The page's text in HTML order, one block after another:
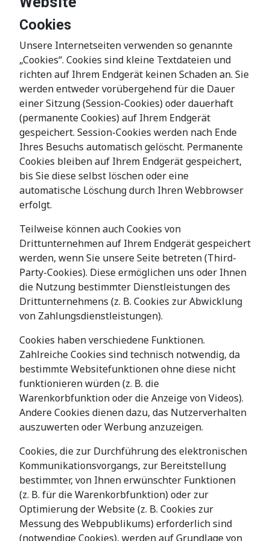
Cookies
Unsere Internetseiten verwenden so genannte
„Cookies“. Cookies sind kleine Textdateien und
richten auf Ihrem Endgerät keinen Schaden an. Sie
werden entweder vorübergehend für die Dauer
einer Sitzung (Session-Cookies) oder dauerhaft
(permanente Cookies) auf Ihrem Endgerät
gespeichert. Session-Cookies werden nach Ende
Ihres Besuchs automatisch gelöscht. Permanente
Cookies bleiben auf Ihrem Endgerät gespeichert,
bis Sie diese selbst löschen oder eine
automatische Löschung durch Ihren Webbrowser
erfolgt.
Teilweise können auch Cookies von
Drittunternehmen auf Ihrem Endgerät gespeichert
werden, wenn Sie unsere Seite betreten (Third-
Party-Cookies). Diese ermöglichen uns oder Ihnen
die Nutzung bestimmter Dienstleistungen des
Drittunternehmens (z. B. Cookies zur Abwicklung
von Zahlungsdienstleistungen).
Cookies haben verschiedene Funktionen.
Zahlreiche Cookies sind technisch notwendig, da
bestimmte Websitefunktionen ohne diese nicht
funktionieren würden (z. B. die
Warenkorbfunktion oder die Anzeige von Videos).
Andere Cookies dienen dazu, das Nutzerverhalten
auszuwerten oder Werbung anzuzeigen.
Cookies, die zur Durchführung des elektronischen
Kommunikationsvorgangs, zur Bereitstellung
bestimmter, von Ihnen erwünschter Funktionen
(z. B. für die Warenkorbfunktion) oder zur
Optimierung der Website (z. B. Cookies zur
Messung des Webpublikums) erforderlich sind
(notwendige Cookies), werden auf Grundlage von